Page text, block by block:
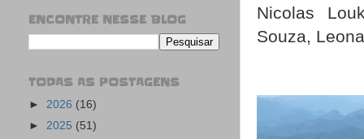
Nicolas
Souza,
ENCONTRE NESSE BLOG
TODAS AS POSTAGENS
► 2026 (16)
► 2025 (51)